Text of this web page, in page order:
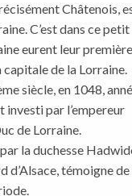
Châtenois,
C’est dans ce petit
eurent leur première
capitale de la Lorraine.
siècle, en 1048,
investi par l’empereur
de Lorraine.
la duchesse
d’Alsace, témoigne de